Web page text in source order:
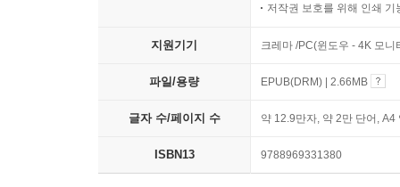
저작권 보호를 위해 인쇄 기
지원기기 크레마 /PC(윈도우 - 4K 모
파일/용량 EPUB(DRM) | 2.66MB
글자 수/페이지 수 약 12.9만자, 약 2만 단어,
ISBN13 9788969331380